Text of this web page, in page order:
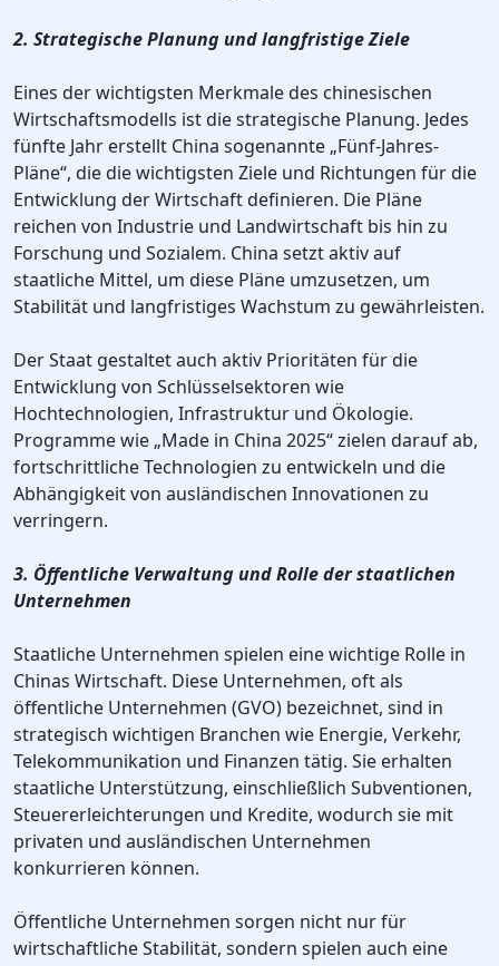
2. Strategische Planung und langfristige Ziele
Eines der wichtigsten Merkmale des chinesischen
Wirtschaftsmodells ist die strategische Planung. Jedes
fünfte Jahr erstellt China sogenannte „Fünf-Jahres-
Pläne“, die die wichtigsten Ziele und Richtungen für die
Entwicklung der Wirtschaft definieren. Die Pläne
reichen von Industrie und Landwirtschaft bis hin zu
Forschung und Sozialem. China setzt aktiv auf
staatliche Mittel, um diese Pläne umzusetzen, um
Stabilität und langfristiges Wachstum zu gewährleisten.
Der Staat gestaltet auch aktiv Prioritäten für die
Entwicklung von Schlüsselsektoren wie
Hochtechnologien, Infrastruktur und Ökologie.
Programme wie „Made in China 2025“ zielen darauf ab,
fortschrittliche Technologien zu entwickeln und die
Abhängigkeit von ausländischen Innovationen zu
verringern.
3. Öffentliche Verwaltung und Rolle der staatlichen
Unternehmen
Staatliche Unternehmen spielen eine wichtige Rolle in
Chinas Wirtschaft. Diese Unternehmen, oft als
öffentliche Unternehmen (GVO) bezeichnet, sind in
strategisch wichtigen Branchen wie Energie, Verkehr,
Telekommunikation und Finanzen tätig. Sie erhalten
staatliche Unterstützung, einschließlich Subventionen,
Steuererleichterungen und Kredite, wodurch sie mit
privaten und ausländischen Unternehmen
konkurrieren können.
Öffentliche Unternehmen sorgen nicht nur für
wirtschaftliche Stabilität, sondern spielen auch eine